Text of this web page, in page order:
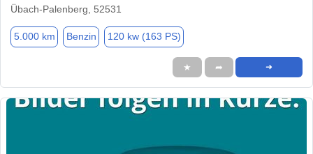
Übach-Palenberg, 52531
5.000 km Benzin 120 kw (163 PS)
★ ➦ ➜